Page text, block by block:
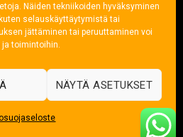
Näiden tekniikoiden hyväksyminen
selauskäyttäytymistä tai
jättäminen tai peruuttaminen voi
toimintoihin.
NÄYTÄ ASETUKSET
MasterCard